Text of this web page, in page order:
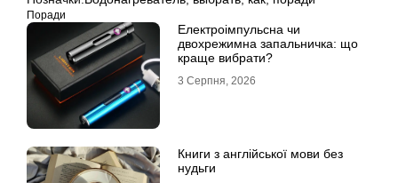
Поради
Електроімпульсна чи
двохрежимна запальничка: що
краще вибрати?
3 Серпня, 2026
Книги з англійської мови без
нудьги